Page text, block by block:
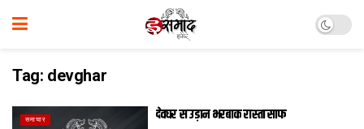
Tag: devghar
समाचार देवघर स उड़ान भरबाक रास्ता साफ